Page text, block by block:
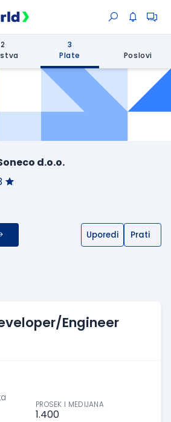
3
Plate
Poslovi
d.o.o.
Uporedi Prati
Engineer
PROSEK I MEDIJANA
1.400